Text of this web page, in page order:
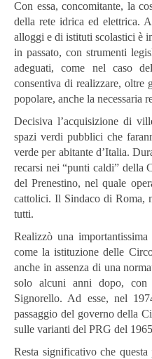
Con essa, concomitante, la
della rete idrica ed elettrica.
alloggi e di istituti scolastici è
in passato, con strumenti
adeguati, come nel caso
consentiva di realizzare,
popolare, anche la necessaria
Decisiva l’acquisizione di
spazi verdi pubblici che
verde per abitante d’Italia.
recarsi nei “punti caldi” della
del Prenestino, nel quale
cattolici. Il Sindaco di Roma,
tutti.
Realizzò una
come la istituzione delle
anche in assenza di una
solo alcuni anni dopo, con
Signorello. Ad esse, nel
passaggio del governo della
sulle varianti del PRG del
Resta significativo che